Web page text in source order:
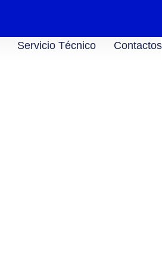
Servicio Técnico Contactos